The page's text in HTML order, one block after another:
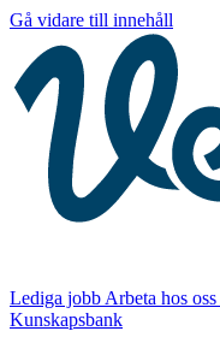
Gå vidare till innehåll
Lediga jobb Arbeta hos oss
Kunskapsbank